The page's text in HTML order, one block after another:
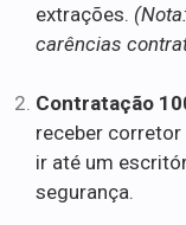
extrações.
carências
Contratação
receber
ir até um
segurança.